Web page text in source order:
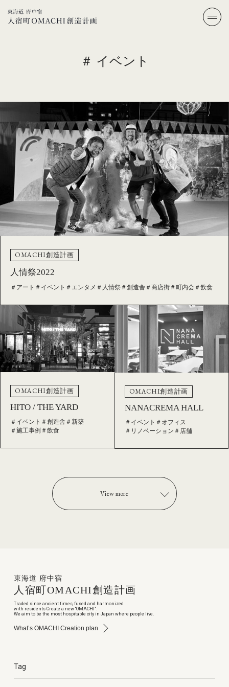
＃ イベント
OMACHI創造計画
人情祭2022
＃アート ＃イベント ＃エンタメ ＃人情祭 ＃創造舎 ＃商店街 ＃町内会 ＃飲食
OMACHI創造計画
HITO / THE YARD
＃イベント ＃創造舎 ＃新築
＃施工事例 ＃飲食
OMACHI創造計画
NANACREMA HALL
＃イベント ＃オフィス
＃リノベーション ＃店舗
View more
東海道 府中宿
人宿町OMACHI創造計画
Traded since ancient times, fused and harmonized
with residents Create a new “OMACHI”.
We aim to be the most hospitable city in Japan where people live.
What’s OMACHI Creation plan
Tag